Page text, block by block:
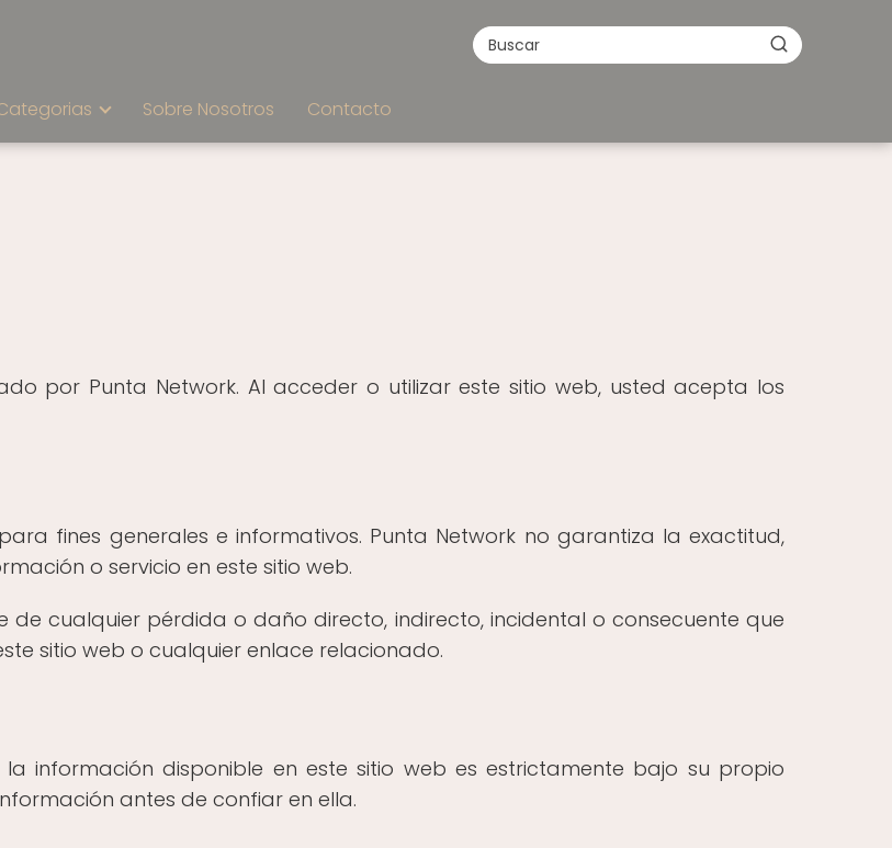
Sobre Nosotros Contacto
por Punta Network. Al acceder o utilizar este sitio web, usted acepta los
fines generales e informativos. Punta Network no garantiza la exactitud,
o servicio en este sitio web.
de cualquier pérdida o daño directo, indirecto, incidental o consecuente que
sitio web o cualquier enlace relacionado.
información disponible en este sitio web es estrictamente bajo su propio
antes de confiar en ella.